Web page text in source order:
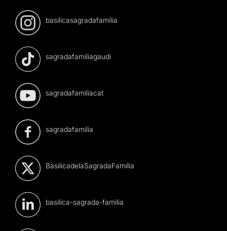
basilicasagradafamilia
sagradafamiliagaudi
sagradafamiliacat
sagradafamilia
BasilicadelaSagradaFamilia
basilica-sagrada-familia